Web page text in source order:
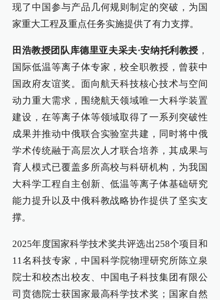
现了中国参与产品几何规则制定的突破，为国
家重大工程及重点任务实施提供了有力支撑。
田浩教授团队库德里亚夫采夫·安纳托利教授 ，
国际低温等离子体专家，校全职教授，曾获中
国政府友谊奖。面向航天科技核心技术与空间
动力重大需求，围绕航天领域唯一大科学装置
建设，在等离子体等领域取得了一系列突破性
成果并推动中俄联合实验室共建，同时将中俄
学术传统融于高层次人才联合培养，其成果与
育人模式已覆盖多所高校与科研机构，为我国
大科学工程自主创新、低温等离子体基础研究
能力提升以及中俄科教战略协作提供了坚实支
撑。
2025年度国家科学技术奖共评选出258个项目和
11名科技专家，中国科学院物理研究所陈立泉
院士和校杰出校友、中国电子科技集团有限公
司贲德院士获国家最高科学技术奖；国家自然